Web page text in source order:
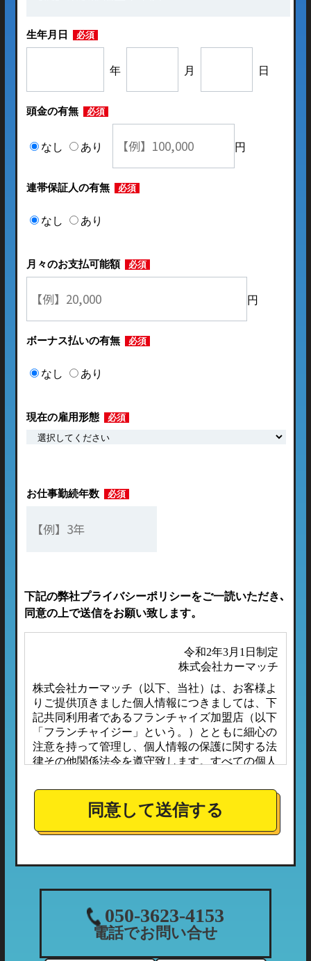
生年月日 必須
年 月 日
頭金の有無 必須
なし あり 円
連帯保証人の有無 必須
なし あり
月々のお支払可能額 必須
円
ボーナス払いの有無 必須
なし あり
現在の雇用形態 必須
お仕事勤続年数 必須
下記の弊社プライバシーポリシーをご一読いただき､
同意の上で送信をお願い致します。
令和2年3月1日制定
株式会社カーマッチ
株式会社カーマッチ（以下、当社）は、お客様よ
りご提供頂きました個人情報につきましては、下
記共同利用者であるフランチャイズ加盟店（以下
「フランチャイジー」という。）とともに細心の
注意を持って管理し、個人情報の保護に関する法
律その他関係法令を遵守致します。すべての個人
ほか、お客様ご本人の同意なしに第三者へ開示ま
たは提供されることはありません。
また、フランチャイジーとの間においては、事前
に個人情報保護に対する安全性を審査の上、個人
こととしており、適切な管理監督を行ってまいり
当社が収集する個人情報につきましては、下記の
利用目的の範囲内において利用させて頂きます。
同意して送信する
050-3623-4153
電話でお問い合せ